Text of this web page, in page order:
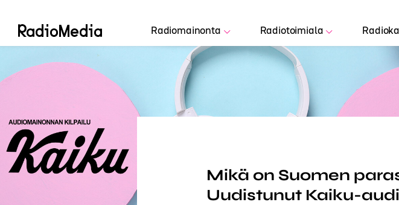
Radiomainonta Radiotoimiala
Mikä on Suomen
Uudistunut Kaiku-